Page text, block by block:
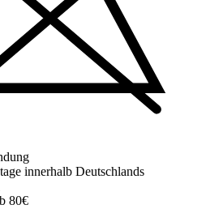
innerhalb Deutschlands
80€